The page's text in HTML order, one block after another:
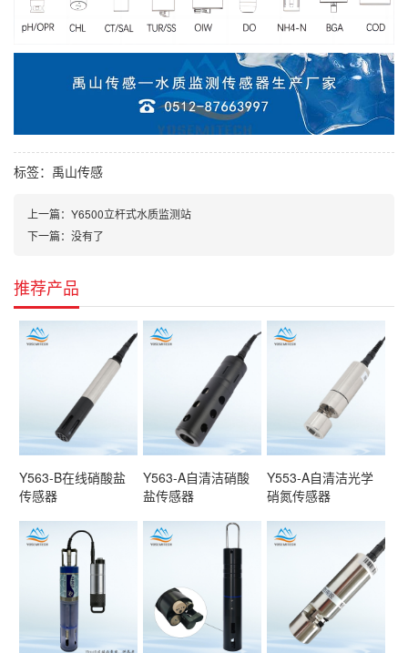
标签： 禹山传感
上一篇： Y6500立杆式水质监测站
下一篇： 没有了
推荐产品
Y563-B在线硝酸盐
传感器
Y563-A自清洁硝酸
盐传感器
Y553-A自清洁光学
硝氮传感器